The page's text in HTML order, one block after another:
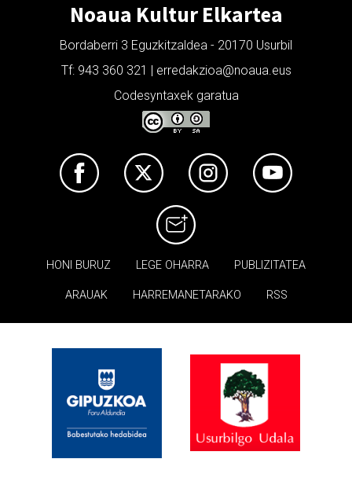
Noaua Kultur Elkartea
Bordaberri 3 Eguzkitzaldea - 20170 Usurbil
Tf: 943 360 321 | erredakzioa@noaua.eus
Codesyntaxek garatua
HONI BURUZ LEGE OHARRA PUBLIZITATEA
ARAUAK HARREMANETARAKO RSS